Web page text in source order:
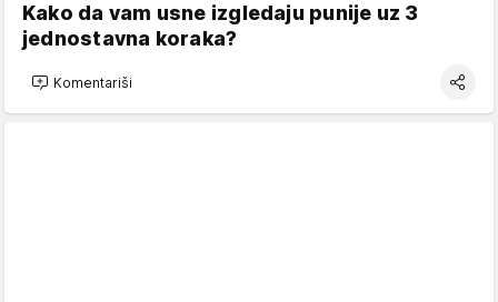
Kako da vam usne izgledaju punije uz 3
jednostavna koraka?
Komentariši